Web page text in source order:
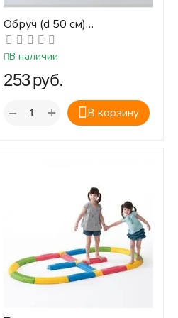
Обруч (d 50 см)
облегченный (голубой)
В наличии
‍253‍руб.
В корзину
+
−